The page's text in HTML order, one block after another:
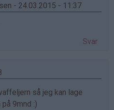
- 24.03.2015 - 11:37
Svar
så jeg kan lage
9mnd :)